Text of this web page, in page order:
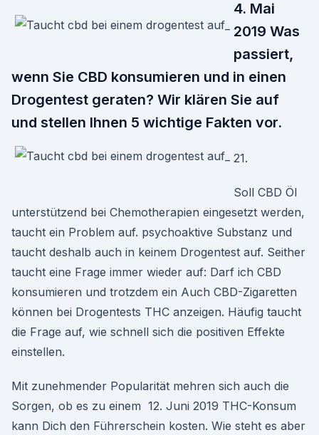
4. Mai
2019 Was
passiert,
wenn Sie CBD konsumieren und in einen
Drogentest geraten? Wir klären Sie auf
und stellen Ihnen 5 wichtige Fakten vor.
21.
Soll CBD Öl
unterstützend bei Chemotherapien eingesetzt werden,
taucht ein Problem auf. psychoaktive Substanz und
taucht deshalb auch in keinem Drogentest auf. Seither
taucht eine Frage immer wieder auf: Darf ich CBD
konsumieren und trotzdem ein Auch CBD-Zigaretten
können bei Drogentests THC anzeigen. Häufig taucht
die Frage auf, wie schnell sich die positiven Effekte
einstellen.
Mit zunehmender Popularität mehren sich auch die
Sorgen, ob es zu einem 12. Juni 2019 THC-Konsum
kann Dich den Führerschein kosten. Wie steht es aber